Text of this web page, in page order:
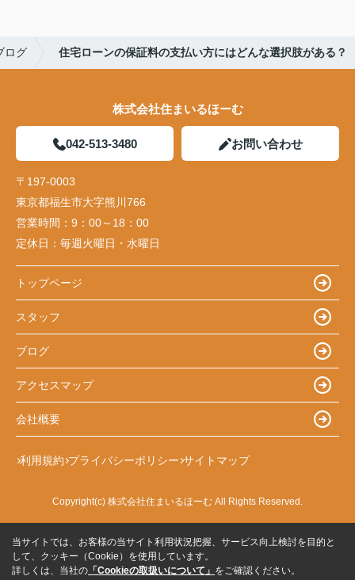
ログ 住宅ローンの保証料の支払い方にはどんな選択肢がある？
株式会社住まいるほーむ
042-513-3480 お問い合わせ
〒197-0003
東京都福生市大字熊川766
営業時間： 9：00～18：00
定休日： 毎週火曜日・水曜日
トップページ
スタッフ
ブログ
アクセスマップ
会社概要
利用規約 プライバシーポリシー サイトマップ
Copyright(c) 株式会社住まいるほーむ All Rights Reserved.
当サイトでは、お客様の当サイト利用状況把握、サービス向上検討を目的と
して、クッキー（Cookie）を使用しています。
詳しくは、当社の 「Cookieの取扱いについて」 をご確認ください。